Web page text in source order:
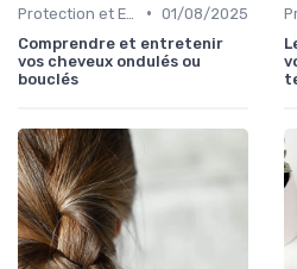
• 01/08/2025
Comprendre et entretenir
vos cheveux ondulés ou
bouclés